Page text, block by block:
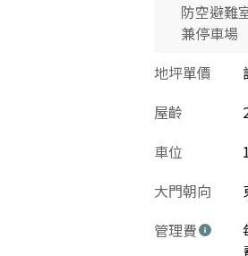
防空避難
兼停車場
地坪單價
屋齡
車位
大門朝向
管理費